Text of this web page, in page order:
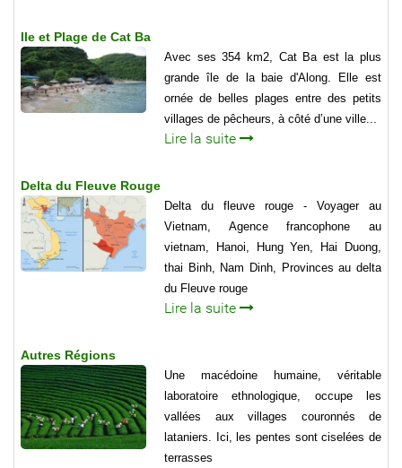
Ile et Plage de Cat Ba
Avec ses 354 km2, Cat Ba est la plus
grande île de la baie d'Along. Elle est
ornée de belles plages entre des petits
villages de pêcheurs, à côté d’une ville...
Lire la suite
Delta du Fleuve Rouge
Delta du fleuve rouge - Voyager au
Vietnam, Agence francophone au
vietnam, Hanoi, Hung Yen, Hai Duong,
thai Binh, Nam Dinh, Provinces au delta
du Fleuve rouge
Lire la suite
Autres Régions
Une macédoine humaine, véritable
laboratoire ethnologique, occupe les
vallées aux villages couronnés de
lataniers. Ici, les pentes sont ciselées de
terrasses